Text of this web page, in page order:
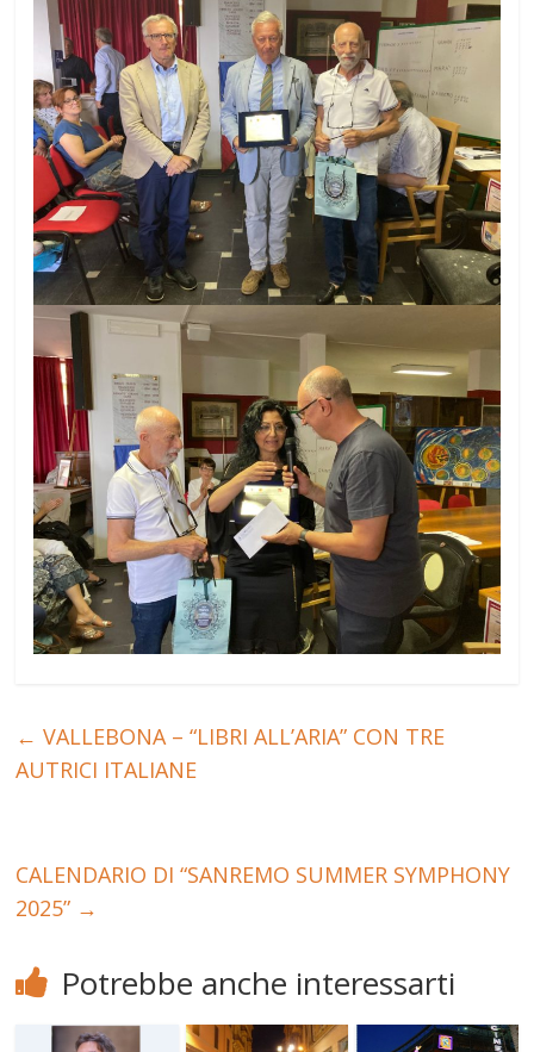
← VALLEBONA – “LIBRI ALL’ARIA” CON TRE
AUTRICI ITALIANE
CALENDARIO DI “SANREMO SUMMER SYMPHONY
2025” →
Potrebbe anche interessarti